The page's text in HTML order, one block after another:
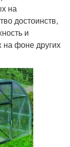
на
достоинств,
и
на фоне других